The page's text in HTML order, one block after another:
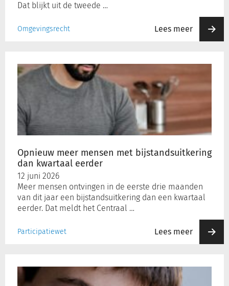
Dat blijkt uit de tweede …
Omgevingsrecht Lees meer
Opnieuw meer mensen met bijstandsuitkering
dan kwartaal eerder
12 juni 2026
Meer mensen ontvingen in de eerste drie maanden
van dit jaar een bijstandsuitkering dan een kwartaal
eerder. Dat meldt het Centraal …
Participatiewet Lees meer
meer
mensen
met
bijstandsuitkering
dan
kwartaal
eerder
eensgezind